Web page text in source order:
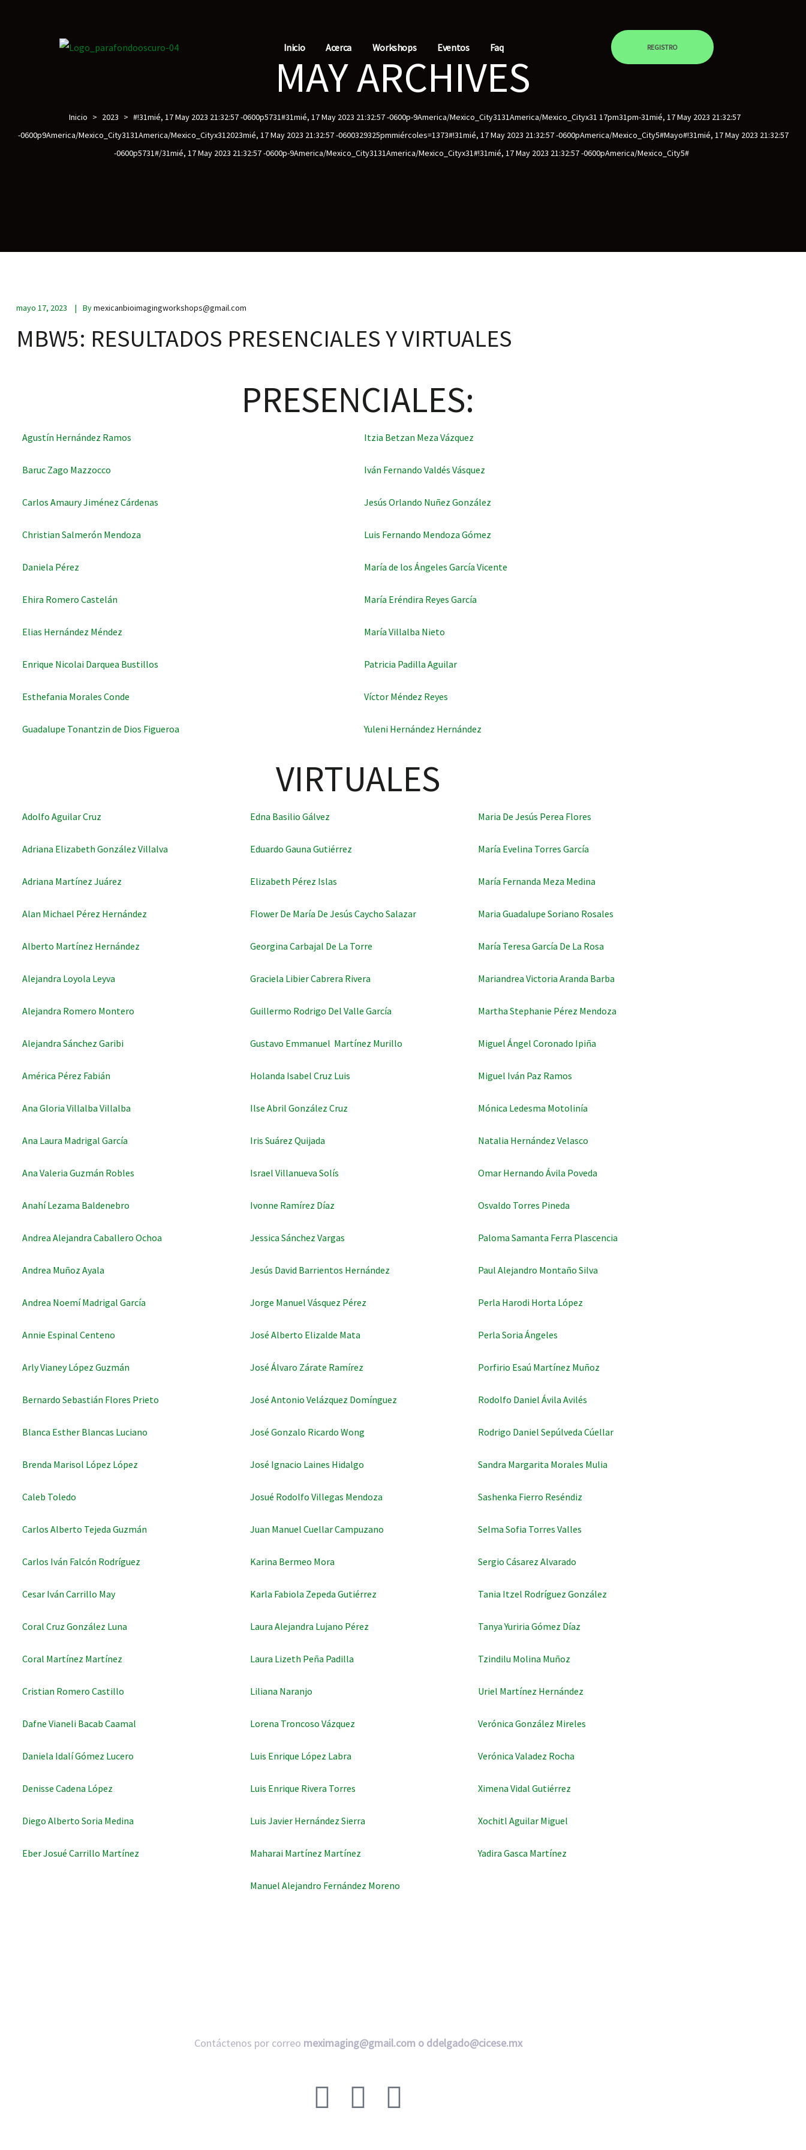
Inicio Acerca Workshops Eventos Faq REGISTRO
MAY ARCHIVES
Inicio > 2023 > #!31mié, 17 May 2023 21:32:57 -0600p5731#31mié, 17 May 2023 21:32:57 -0600p-9America/Mexico_City3131America/Mexico_Cityx31 17pm31pm-31mié, 17 May 2023 21:32:57
-0600p9America/Mexico_City3131America/Mexico_Cityx312023mié, 17 May 2023 21:32:57 -0600329325pmmiércoles=1373#!31mié, 17 May 2023 21:32:57 -0600pAmerica/Mexico_City5#mayo#!31mié, 17 May 2023 21:32:57
-0600p5731#/31mié, 17 May 2023 21:32:57 -0600p-9America/Mexico_City3131America/Mexico_Cityx31#!31mié, 17 May 2023 21:32:57 -0600pAmerica/Mexico_City5#
mayo 17, 2023 Bymexicanbioimagingworkshops@gmail.com
MBW5: RESULTADOS PRESENCIALES Y VIRTUALES
PRESENCIALES:
Agustín Hernández Ramos
Baruc Zago Mazzocco
Carlos Amaury Jiménez Cárdenas
Christian Salmerón Mendoza
Daniela Pérez
Ehira Romero Castelán
Elias Hernández Méndez
Enrique Nicolai Darquea Bustillos
Esthefania Morales Conde
Guadalupe Tonantzin de Dios Figueroa
Itzia Betzan Meza Vázquez
Iván Fernando Valdés Vásquez
Jesús Orlando Nuñez González
Luis Fernando Mendoza Gómez
María de los Ángeles García Vicente
María Eréndira Reyes García
María Villalba Nieto
Patricia Padilla Aguilar
Víctor Méndez Reyes
Yuleni Hernández Hernández
VIRTUALES
Adolfo Aguilar Cruz
Adriana Elizabeth González Villalva
Adriana Martínez Juárez
Alan Michael Pérez Hernández
Alberto Martínez Hernández
Alejandra Loyola Leyva
Alejandra Romero Montero
Alejandra Sánchez Garibi
América Pérez Fabián
Ana Gloria Villalba Villalba
Ana Laura Madrigal García
Ana Valeria Guzmán Robles
Anahí Lezama Baldenebro
Andrea Alejandra Caballero Ochoa
Andrea Muñoz Ayala
Andrea Noemí Madrigal García
Annie Espinal Centeno
Arly Vianey López Guzmán
Bernardo Sebastián Flores Prieto
Blanca Esther Blancas Luciano
Brenda Marisol López López
Caleb Toledo
Carlos Alberto Tejeda Guzmán
Carlos Iván Falcón Rodríguez
Cesar Iván Carrillo May
Coral Cruz González Luna
Coral Martínez Martínez
Cristian Romero Castillo
Dafne Vianeli Bacab Caamal
Daniela Idalí Gómez Lucero
Denisse Cadena López
Diego Alberto Soria Medina
Eber Josué Carrillo Martínez
Edna Basilio Gálvez
Eduardo Gauna Gutiérrez
Elizabeth Pérez Islas
Flower De María De Jesús Caycho Salazar
Georgina Carbajal De La Torre
Graciela Libier Cabrera Rivera
Guillermo Rodrigo Del Valle García
Gustavo Emmanuel Martínez Murillo
Holanda Isabel Cruz Luis
Ilse Abril González Cruz
Iris Suárez Quijada
Israel Villanueva Solís
Ivonne Ramírez Díaz
Jessica Sánchez Vargas
Jesús David Barrientos Hernández
Jorge Manuel Vásquez Pérez
José Alberto Elizalde Mata
José Álvaro Zárate Ramírez
José Antonio Velázquez Domínguez
José Gonzalo Ricardo Wong
José Ignacio Laines Hidalgo
Josué Rodolfo Villegas Mendoza
Juan Manuel Cuellar Campuzano
Karina Bermeo Mora
Karla Fabiola Zepeda Gutiérrez
Laura Alejandra Lujano Pérez
Laura Lizeth Peña Padilla
Liliana Naranjo
Lorena Troncoso Vázquez
Luis Enrique López Labra
Luis Enrique Rivera Torres
Luis Javier Hernández Sierra
Maharai Martínez Martínez
Manuel Alejandro Fernández Moreno
Maria De Jesús Perea Flores
María Evelina Torres García
María Fernanda Meza Medina
Maria Guadalupe Soriano Rosales
María Teresa García De La Rosa
Mariandrea Victoria Aranda Barba
Martha Stephanie Pérez Mendoza
Miguel Ángel Coronado Ipiña
Miguel Iván Paz Ramos
Mónica Ledesma Motolinía
Natalia Hernández Velasco
Omar Hernando Ávila Poveda
Osvaldo Torres Pineda
Paloma Samanta Ferra Plascencia
Paul Alejandro Montaño Silva
Perla Harodi Horta López
Perla Soria Ángeles
Porfirio Esaú Martínez Muñoz
Rodolfo Daniel Ávila Avilés
Rodrigo Daniel Sepúlveda Cúellar
Sandra Margarita Morales Mulia
Sashenka Fierro Reséndiz
Selma Sofia Torres Valles
Sergio Cásarez Alvarado
Tania Itzel Rodríguez González
Tanya Yuriria Gómez Díaz
Tzindilu Molina Muñoz
Uriel Martínez Hernández
Verónica González Mireles
Verónica Valadez Rocha
Ximena Vidal Gutiérrez
Xochitl Aguilar Miguel
Yadira Gasca Martínez
Contáctenos por correo meximaging@gmail.com o ddelgado@cicese.mx